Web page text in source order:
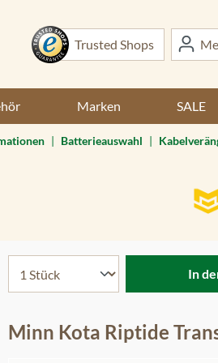
Trusted Shops
Marken SALE
| Batterieauswahl |
In
Minn Kota Riptide